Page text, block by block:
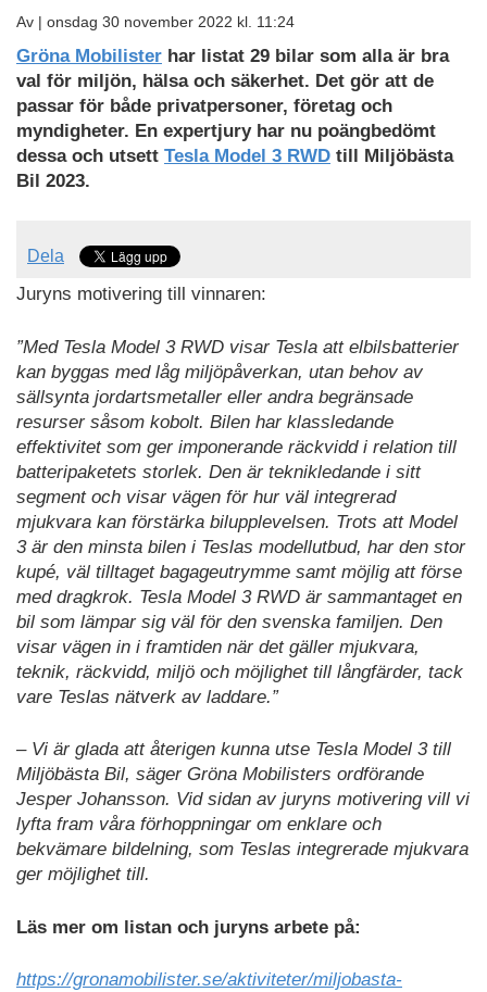
Av | onsdag 30 november 2022 kl. 11:24
Gröna Mobilister har listat 29 bilar som alla är bra
val för miljön, hälsa och säkerhet. Det gör att de
passar för både privatpersoner, företag och
myndigheter. En expertjury har nu poängbedömt
dessa och utsett Tesla Model 3 RWD till Miljöbästa
Bil 2023.
Dela
Juryns motivering till vinnaren:
”Med Tesla Model 3 RWD visar Tesla att elbilsbatterier
kan byggas med låg miljöpåverkan, utan behov av
sällsynta jordartsmetaller eller andra begränsade
resurser såsom kobolt. Bilen har klassledande
effektivitet som ger imponerande räckvidd i relation till
batteripaketets storlek. Den är teknikledande i sitt
segment och visar vägen för hur väl integrerad
mjukvara kan förstärka bilupplevelsen. Trots att Model
3 är den minsta bilen i Teslas modellutbud, har den stor
kupé, väl tilltaget bagageutrymme samt möjlig att förse
med dragkrok. Tesla Model 3 RWD är sammantaget en
bil som lämpar sig väl för den svenska familjen. Den
visar vägen in i framtiden när det gäller mjukvara,
teknik, räckvidd, miljö och möjlighet till långfärder, tack
vare Teslas nätverk av laddare.”
– Vi är glada att återigen kunna utse Tesla Model 3 till
Miljöbästa Bil, säger Gröna Mobilisters ordförande
Jesper Johansson. Vid sidan av juryns motivering vill vi
lyfta fram våra förhoppningar om enklare och
bekvämare bildelning, som Teslas integrerade mjukvara
ger möjlighet till.
Läs mer om listan och juryns arbete på:
https://gronamobilister.se/aktiviteter/miljobasta-